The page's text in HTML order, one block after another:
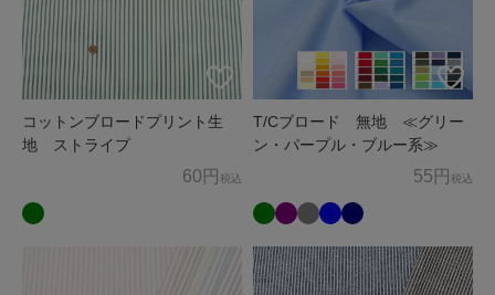
コットンブロードプリント生
地 ストライプ
60円 税込
T/Cブロード 無地 ≪グリー
ン・パープル・ブルー系≫
55円 税込